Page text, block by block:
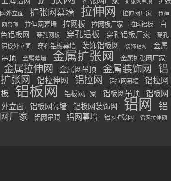
网外立面
扩张网幕墙 拉伸网 拉伸网厂家
拉伸
网吊顶
拉伸网幕墙 拉网板 拉网板厂家 拉网铝板
白
色铝板网
穿孔网板 穿孔铝板 穿孔铝板厂家
穿孔
铝板外立面
穿孔铝板幕墙 装饰铝板网 装饰铝网
金属
吊顶
金属幕墙 金属扩张网 金属扩张网厂家
金属拉伸网 金属网吊顶 金属装饰网
铝
扩张网
铝拉伸网 铝拉网 铝拉网幕墙
铝拉网
板
铝板网 铝板网厂家 铝板网吊顶
铝板网
外立面
铝板网幕墙 铝板网装饰网 铝网
铝
网厂家
铝网吊顶 铝网幕墙 铝网扩张网 铝网拉伸网